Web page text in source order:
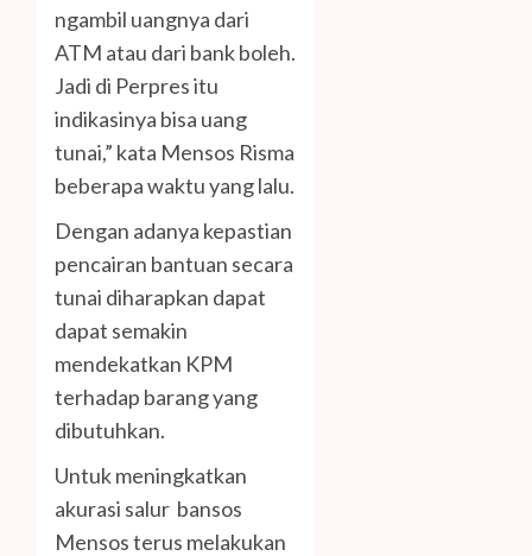
ngambil uangnya dari
ATM atau dari bank boleh.
Jadi di Perpres itu
indikasinya bisa uang
tunai,” kata Mensos Risma
beberapa waktu yang lalu.
Dengan adanya kepastian
pencairan bantuan secara
tunai diharapkan dapat
dapat semakin
mendekatkan KPM
terhadap barang yang
dibutuhkan.
Untuk meningkatkan
akurasi salur bansos
Mensos terus melakukan